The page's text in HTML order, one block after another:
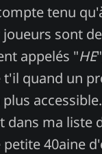
tenu
sont
appelés "HE
t'il quand un
dans ma liste
40aine